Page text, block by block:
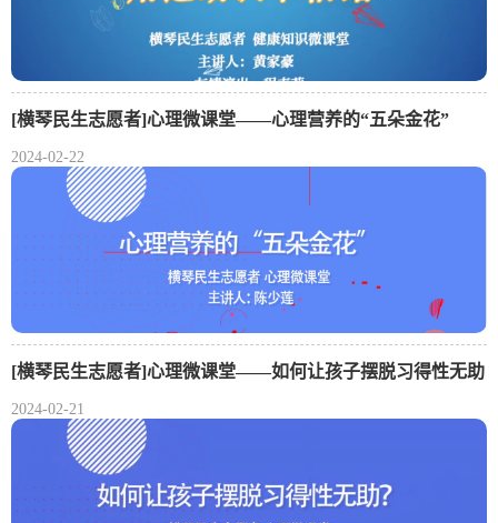
[横琴民生志愿者]心理微课堂——心理营养的“五朵金花”
2024-02-22
[横琴民生志愿者]心理微课堂——如何让孩子摆脱习得性无助
2024-02-21